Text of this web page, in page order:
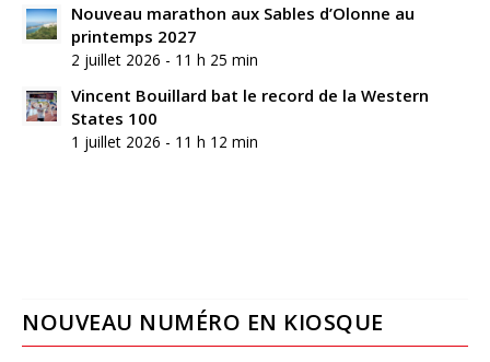
Nouveau marathon aux Sables d’Olonne au
printemps 2027
2 juillet 2026 - 11 h 25 min
Vincent Bouillard bat le record de la Western
States 100
1 juillet 2026 - 11 h 12 min
NOUVEAU NUMÉRO EN KIOSQUE